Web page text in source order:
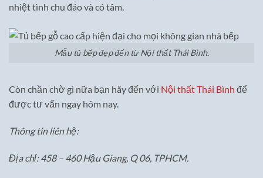
nhiệt tình chu đáo và có tâm.
Mẫu tủ bếp đẹp đến từ Nội thất Thái Bình.
Còn chần chờ gì nữa bạn hãy đến với Nội thất Thái Bình để
được tư vấn ngay hôm nay.
Thông tin liên hệ:
Địa chỉ: 458 – 460 Hậu Giang, Q 06, TPHCM.